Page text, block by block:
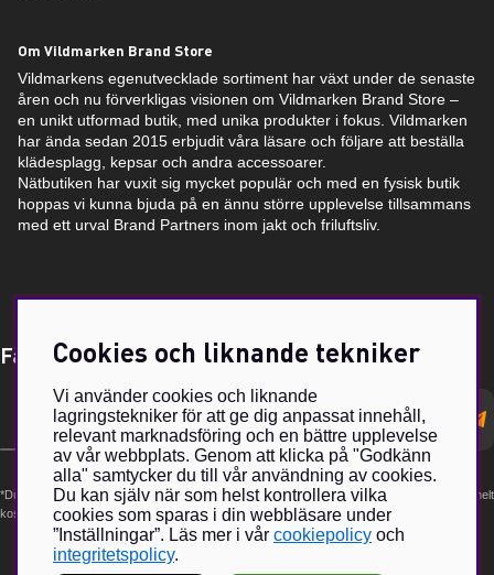
Om Vildmarken Brand Store
Vildmarkens egenutvecklade sortiment har växt under de senaste
åren och nu förverkligas visionen om Vildmarken Brand Store –
en unikt utformad butik, med unika produkter i fokus. Vildmarken
har ända sedan 2015 erbjudit våra läsare och följare att beställa
klädesplagg, kepsar och andra accessoarer.
Nätbutiken har vuxit sig mycket populär och med en fysisk butik
hoppas vi kunna bjuda på en ännu större upplevelse tillsammans
med ett urval Brand Partners inom jakt och friluftsliv.
Få Magasin Vildmarken direkt till din e-post!*
postadress
*Du kan även få erbjudanden och nyheter från samarbetspartners. Din prenumeration är helt
kostnadsfri och kan avslutas när som helst.
Cookies och liknande tekniker
Vi använder cookies och liknande
lagringstekniker för att ge dig anpassat innehåll,
relevant marknadsföring och en bättre upplevelse
av vår webbplats. Genom att klicka på "Godkänn
alla" samtycker du till vår användning av cookies.
Du kan själv när som helst kontrollera vilka
cookies som sparas i din webbläsare under
”Inställningar”. Läs mer i vår cookiepolicy och
integritetspolicy.